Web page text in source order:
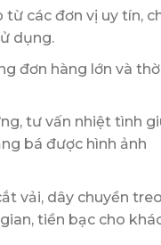
các đơn vị uy tín,
dụng.
đơn hàng lớn và
tư vấn nhiệt tình
bá được hình ảnh
vải, dây chuyền treo
tiền bạc cho